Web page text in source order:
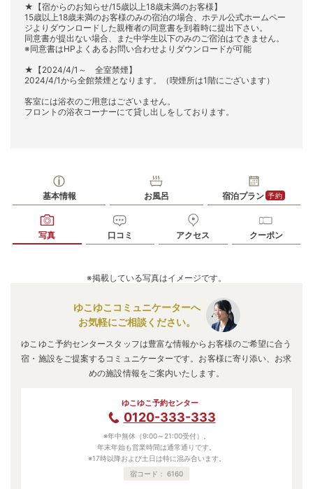
★【宿からのお知らせ/15歳以上18歳未満のお客様】
15歳以上18歳未満のお客様のみの宿泊の場合、ホテル公式ホームペー
ジよりダウンロードした親権者の同意書を到着時に提出下さい。
同意書が提出ない場合、また中学生以下のみのご宿泊はできません。
※同意書はHPよくあるお問い合わせよりダウンロードが可能
★【2024/4/1～ 全室禁煙】
2024/4/1から全館禁煙となります。（喫煙所は1階にございます）
客室には浴衣のご用意はございません。
フロントの浴衣コーナーにて貸し出しをしております。
基本情報 お風呂 宿泊プラン 予約
写真 口コミ アクセス クーポン
※掲載している写真はイメージです。
ゆこゆこコミュニケーターへ
お気軽にご相談ください。
ゆこゆこ予約センタースタッフは豊富な情報からお客様のご希望に合う
宿・施設をご提案するコミュニケーターです。お客様に寄り添い、お求
めの施設情報をご案内いたします。
ゆこゆこ予約センター
0120-333-333
※年中無休（9:00～21:00受付）。
年末年始も営業時間は通常通りです。
※17時以降および土日は特に混み合います。
宿コード： 6160